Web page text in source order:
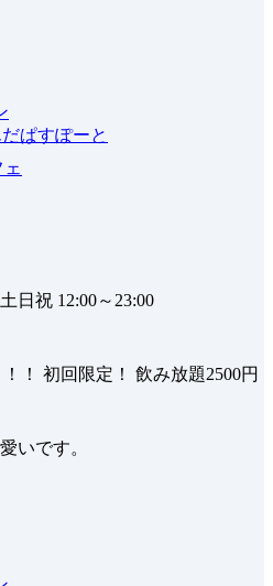
ぱすぽーと
日祝 12:00～23:00
！ 初回限定！ 飲み放題2500円
いです。